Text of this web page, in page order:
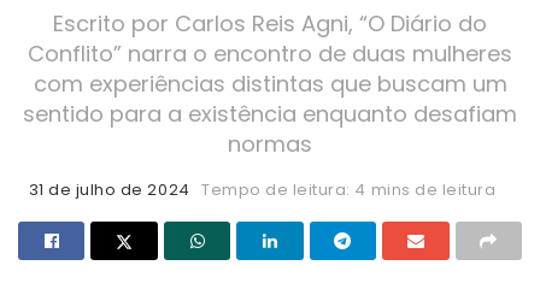
Escrito por Carlos Reis Agni, “O Diário do
Conflito” narra o encontro de duas mulheres
com experiências distintas que buscam um
sentido para a existência enquanto desafiam
normas
31 de julho de 2024 Tempo de leitura: 4 mins de leitura